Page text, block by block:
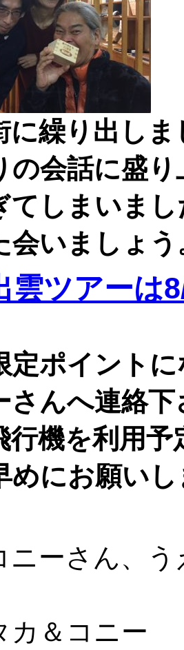
に繰り出しま
の会話に盛
てしまいま
会いましょう
雲ツアーは
定ポイント
さんへ連絡下
行機を利用
めにお願い
ーさん、う
カ＆コニー